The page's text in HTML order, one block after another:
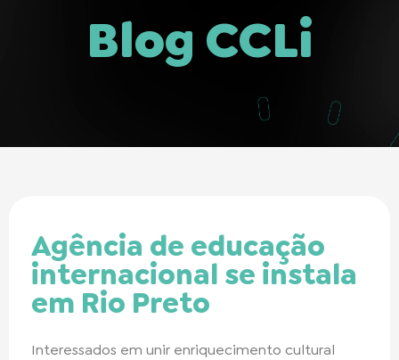
Blog CCLi
Agência de educação
internacional se instala
em Rio Preto
Interessados em unir enriquecimento cultural